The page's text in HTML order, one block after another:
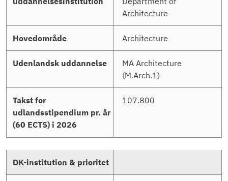
Architecture
Architecture
MA Architecture
(M.Arch.1)
107.800